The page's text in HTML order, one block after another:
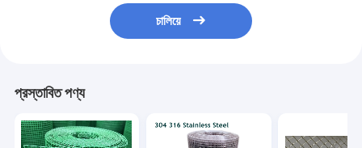
চালিয়ে
প্রস্তাবিত পণ্য